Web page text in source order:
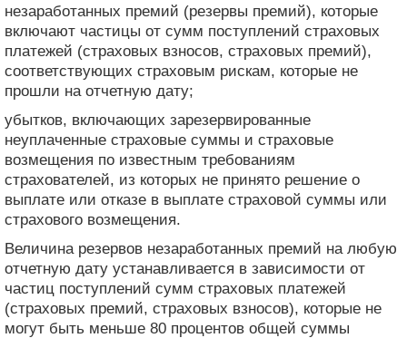
незаработанных премий (резервы премий), которые
включают частицы от сумм поступлений страховых
платежей (страховых взносов, страховых премий),
соответствующих страховым рискам, которые не
прошли на отчетную дату;
убытков, включающих зарезервированные
неуплаченные страховые суммы и страховые
возмещения по известным требованиям
страхователей, из которых не принято решение о
выплате или отказе в выплате страховой суммы или
страхового возмещения.
Величина резервов незаработанных премий на любую
отчетную дату устанавливается в зависимости от
частиц поступлений сумм страховых платежей
(страховых премий, страховых взносов), которые не
могут быть меньше 80 процентов общей суммы